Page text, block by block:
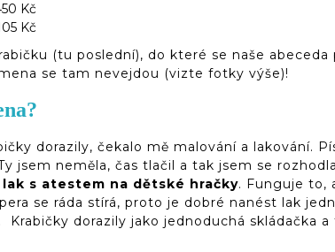
Kč
Kč
(tu poslední), do které se naše abeceda
se tam nevejdou (vizte fotky výše)!
dorazily, čekalo mě malování a lakování.
jsem neměla, čas tlačil a tak jsem se
s atestem na dětské hračky. Funguje to,
se ráda stírá, proto je dobré nanést lak
dorazily jako jednoduchá skládačka a